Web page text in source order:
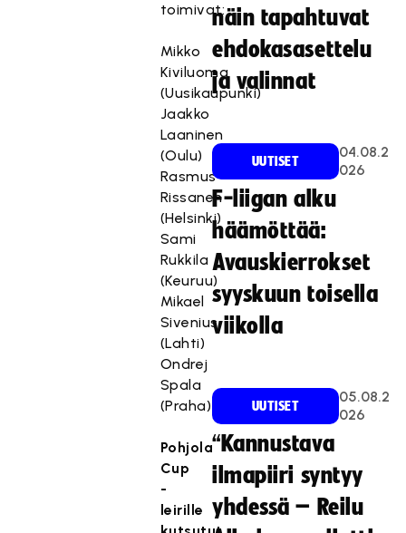
toimivat:
Mikko
Kiviluoma
(Uusikaupunki)
Jaakko
Laaninen
(Oulu)
Rasmus
Rissanen
(Helsinki)
Sami
Rukkila
(Keuruu)
Mikael
Sivenius
(Lahti)
Ondrej
Spala
(Praha)
Pohjola
Cup
-
leirille
näin tapahtuvat
ehdokasasettelu
ja valinnat
UUTISET
04.08.2
026
F-liigan alku
häämöttää:
Avauskierrokset
syyskuun toisella
viikolla
UUTISET
05.08.2
026
“Kannustava
ilmapiiri syntyy
yhdessä – Reilu